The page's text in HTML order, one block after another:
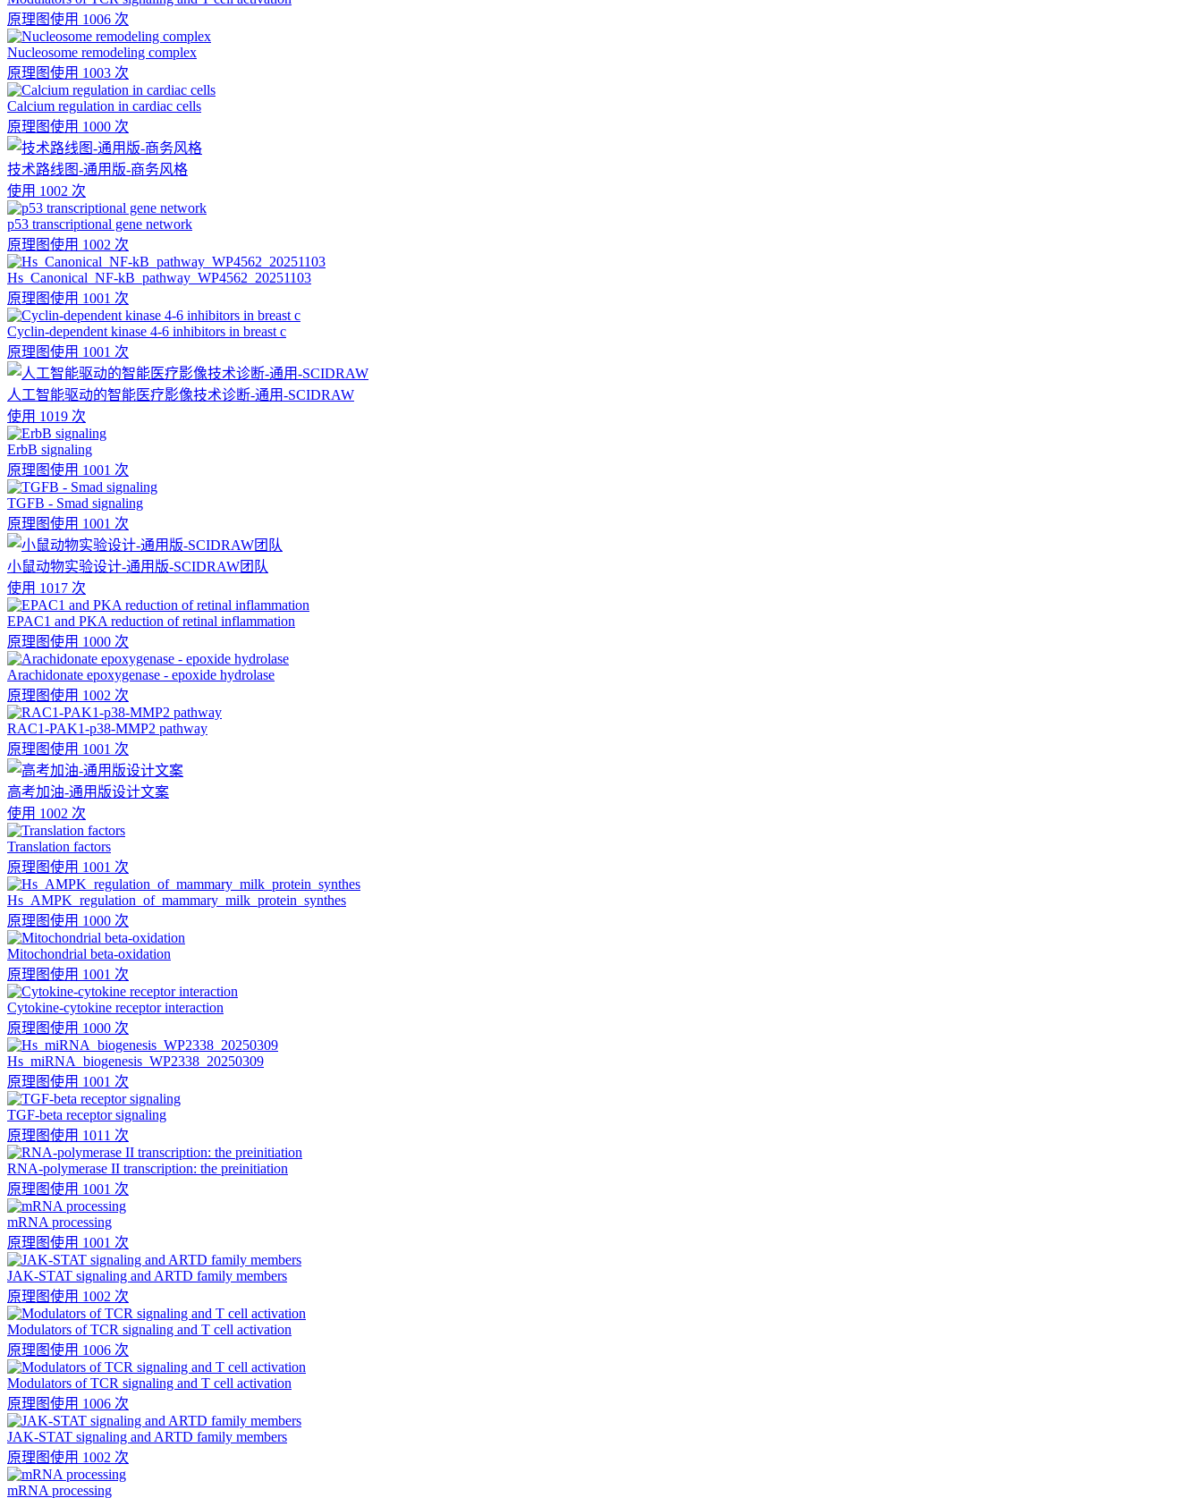
原理图使用 1006 次
Nucleosome remodeling complex
原理图使用 1003 次
Calcium regulation in cardiac cells
原理图使用 1000 次
技术路线图-通用版-商务风格
使用 1002 次
p53 transcriptional gene network
原理图使用 1002 次
Hs_Canonical_NF-kB_pathway_WP4562_20251103
原理图使用 1001 次
Cyclin-dependent kinase 4-6 inhibitors in breast c
原理图使用 1001 次
人工智能驱动的智能医疗影像技术诊断-通用-SCIDRAW
使用 1019 次
ErbB signaling
原理图使用 1001 次
TGFB - Smad signaling
原理图使用 1001 次
小鼠动物实验设计-通用版-SCIDRAW团队
使用 1017 次
EPAC1 and PKA reduction of retinal inflammation
原理图使用 1000 次
Arachidonate epoxygenase - epoxide hydrolase
原理图使用 1002 次
RAC1-PAK1-p38-MMP2 pathway
原理图使用 1001 次
高考加油-通用版设计文案
使用 1002 次
Translation factors
原理图使用 1001 次
Hs_AMPK_regulation_of_mammary_milk_protein_synthes
原理图使用 1000 次
Mitochondrial beta-oxidation
原理图使用 1001 次
Cytokine-cytokine receptor interaction
原理图使用 1000 次
Hs_miRNA_biogenesis_WP2338_20250309
原理图使用 1001 次
TGF-beta receptor signaling
原理图使用 1011 次
RNA-polymerase II transcription: the preinitiation
原理图使用 1001 次
mRNA processing
原理图使用 1001 次
JAK-STAT signaling and ARTD family members
原理图使用 1002 次
Modulators of TCR signaling and T cell activation
原理图使用 1006 次
Modulators of TCR signaling and T cell activation
原理图使用 1006 次
JAK-STAT signaling and ARTD family members
原理图使用 1002 次
mRNA processing